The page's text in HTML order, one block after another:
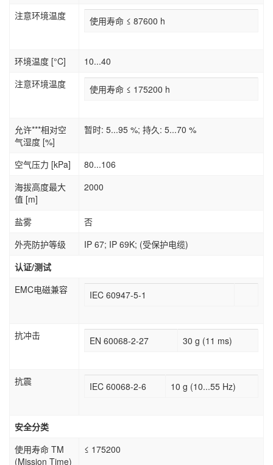
注意环境温度
使用寿命 ≤ 87600 h
环境温度 [°C]
10...40
注意环境温度
使用寿命 ≤ 175200 h
允许***相对空
气湿度 [%]
暂时: 5...95 %; 持久: 5...70 %
空气压力 [kPa]
80...106
海拔高度最大
值 [m]
2000
盐雾
否
外壳防护等级
IP 67; IP 69K; (受保护电缆)
认证/测试
EMC电磁兼容
IEC 60947-5-1
抗冲击 EN 60068-2-27 30 g (11 ms)
抗震 IEC 60068-2-6 10 g (10...55 Hz)
安全分类
使用寿命 TM
(Mission Time)
≤ 175200